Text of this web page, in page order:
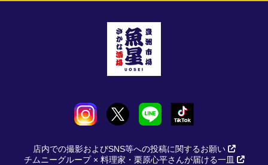
店内での撮影およびSNS等への投稿に関するお願い
チムニーグループ × 料理家・栗原心平さんが届ける一皿